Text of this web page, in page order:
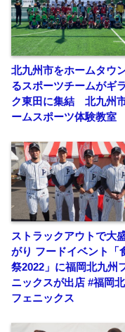
北九州市をホームタウ
るスポーツチームがギ
ク東田に集結 北九州
ームスポーツ体験教室
ストラックアウトで大
がり フードイベント「
祭2022」に福岡北九州
ニックスが出店 #福岡
フェニックス